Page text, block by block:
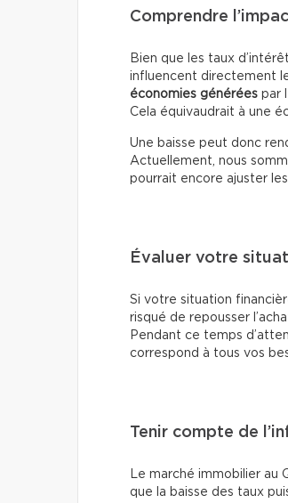
Comprendre
Bien que les taux
influencent directement
économies générées par
Cela équivaudrait à une
Une baisse peut donc
Actuellement, nous
pourrait encore ajuster
Évaluer votre
Si votre situation
risqué de repousser
Pendant ce temps
correspond à tous vos
Tenir compte de
Le marché immobilier au
que la baisse des taux